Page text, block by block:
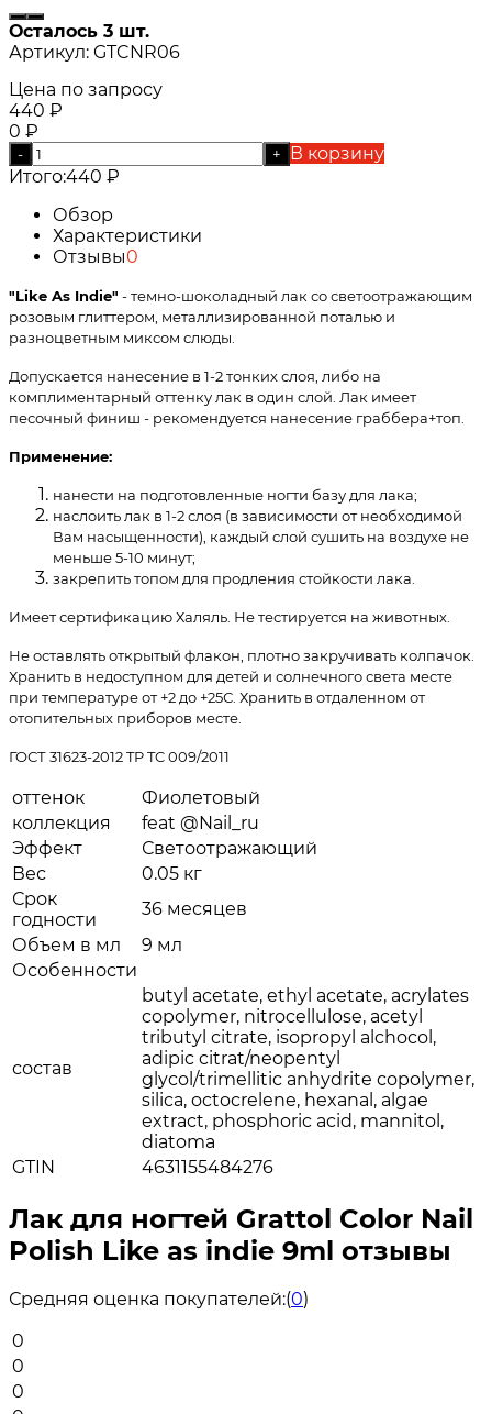
Осталось 3 шт.
Артикул: GTCNR06
Цена по запросу
440 ₽
0 ₽
- +
В корзину
Итого:440 ₽
Обзор
Характеристики
Отзывы0
"Like As Indie" - темно-шоколадный лак со светоотражающим
розовым глиттером, металлизированной поталью и
разноцветным миксом слюды.
Допускается нанесение в 1-2 тонких слоя, либо на
комплиментарный оттенку лак в один слой. Лак имеет
песочный финиш - рекомендуется нанесение граббера+топ.
Применение:
нанести на подготовленные ногти базу для лака;
наслоить лак в 1-2 слоя (в зависимости от необходимой
Вам насыщенности), каждый слой сушить на воздухе не
меньше 5-10 минут;
закрепить топом для продления стойкости лака.
Имеет сертификацию Халяль. Не тестируется на животных.
Не оставлять открытый флакон, плотно закручивать колпачок.
Хранить в недоступном для детей и солнечного света месте
при температуре от +2 до +25С. Хранить в отдаленном от
отопительных приборов месте.
ГОСТ 31623-2012 TP TC 009/2011
оттенок
Фиолетовый
коллекция
feat @Nail_ru
Эффект
Светоотражающий
Вес
0.05 кг
Срок
годности
36 месяцев
Объем в мл
9 мл
Особенности
состав
butyl acetate, ethyl acetate, acrylates
copolymer, nitrocellulose, acetyl
tributyl citrate, isopropyl alchocol,
adipic citrat/neopentyl
glycol/trimellitic anhydrite copolymer,
silica, octocrelene, hexanal, algae
extract, phosphoric acid, mannitol,
diatoma
GTIN
4631155484276
Лак для ногтей Grattol Color Nail
Polish Like as indie 9ml отзывы
Средняя оценка покупателей:(0)
0
0
0